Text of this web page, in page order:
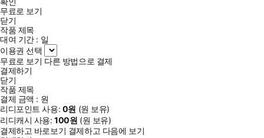
무료로 보기
닫기
작품 제목
대여 기간 : 일
이용권 선택
무료로 보기 다른 방법으로 결제
결제하기
닫기
작품 제목
결제 금액 : 원
리디포인트 사용: 0원 (원 보유)
리디캐시 사용:100원 (원 보유)
결제하고 바로보기 결제하고 다음에 보기